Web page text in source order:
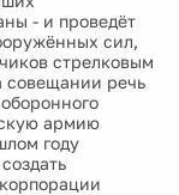
- и проведёт
сил,
стрелковым
совещании речь
армию
году